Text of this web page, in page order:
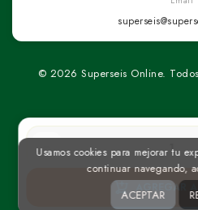
AGREGAR
© 2026 Superseis Online.
Usamos cookies para mejorar tu
continuar navegando,
ACEPTAR